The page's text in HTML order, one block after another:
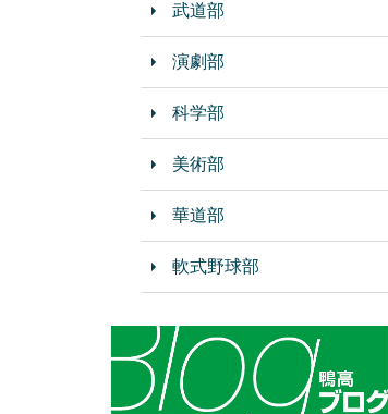
武道部
演劇部
科学部
美術部
華道部
軟式野球部